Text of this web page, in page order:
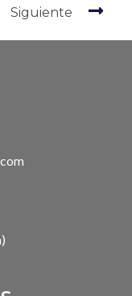
Siguiente